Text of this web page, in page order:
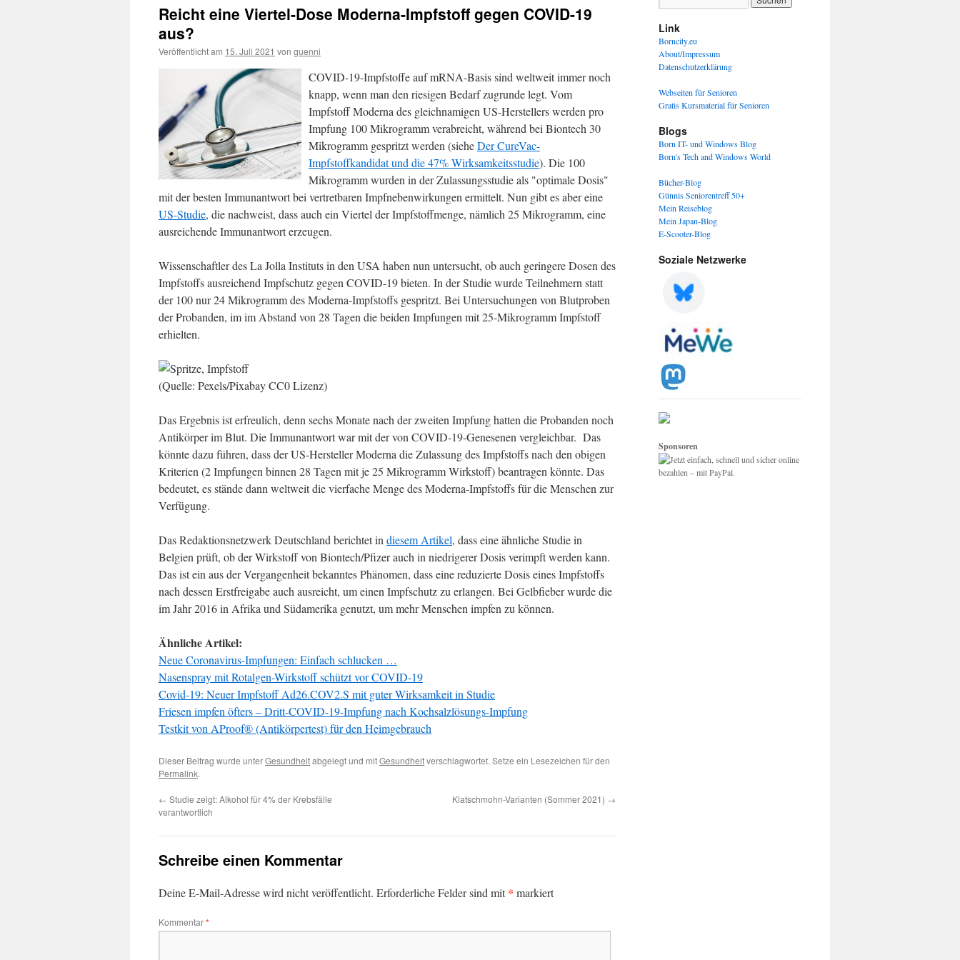
Reicht eine Viertel-Dose Moderna-Impfstoff gegen COVID-19
aus?
Veröffentlicht am 15. Juli 2021 von guenni
COVID-19-Impfstoffe auf mRNA-Basis sind weltweit immer noch
knapp, wenn man den riesigen Bedarf zugrunde legt. Vom
Impfstoff Moderna des gleichnamigen US-Herstellers werden pro
Impfung 100 Mikrogramm verabreicht, während bei Biontech 30
Mikrogramm gespritzt werden (sieheDer CureVac-
Impfstoffkandidat und die 47% Wirksamkeitsstudie). Die 100
Mikrogramm wurden in der Zulassungsstudie als "optimale Dosis"
mit der besten Immunantwort bei vertretbaren Impfnebenwirkungen ermittelt. Nun gibt es aber eine
US-Studie, die nachweist, dass auch ein Viertel der Impfstoffmenge, nämlich 25 Mikrogramm, eine
ausreichende Immunantwort erzeugen.
Wissenschaftler des La Jolla Instituts in den USA haben nun untersucht, ob auch geringere Dosen des
Impfstoffs ausreichend Impfschutz gegen COVID-19 bieten. In der Studie wurde Teilnehmern statt
der 100 nur 24 Mikrogramm des Moderna-Impfstoffs gespritzt. Bei Untersuchungen von Blutproben
der Probanden, im im Abstand von 28 Tagen die beiden Impfungen mit 25-Mikrogramm Impfstoff
erhielten.
(Quelle: Pexels/Pixabay CC0 Lizenz)
Das Ergebnis ist erfreulich, denn sechs Monate nach der zweiten Impfung hatten die Probanden noch
Antikörper im Blut. Die Immunantwort war mit der von COVID-19-Genesenen vergleichbar. Das
könnte dazu führen, dass der US-Hersteller Moderna die Zulassung des Impfstoffs nach den obigen
Kriterien (2 Impfungen binnen 28 Tagen mit je 25 Mikrogramm Wirkstoff) beantragen könnte. Das
bedeutet, es stände dann weltweit die vierfache Menge des Moderna-Impfstoffs für die Menschen zur
Verfügung.
Das Redaktionsnetzwerk Deutschland berichtet in diesem Artikel, dass eine ähnliche Studie in
Belgien prüft, ob der Wirkstoff von Biontech/Pfizer auch in niedrigerer Dosis verimpft werden kann.
Das ist ein aus der Vergangenheit bekanntes Phänomen, dass eine reduzierte Dosis eines Impfstoffs
nach dessen Erstfreigabe auch ausreicht, um einen Impfschutz zu erlangen. Bei Gelbfieber wurde die
im Jahr 2016 in Afrika und Südamerika genutzt, um mehr Menschen impfen zu können.
Ähnliche Artikel:
Neue Coronavirus-Impfungen: Einfach schlucken …
Nasenspray mit Rotalgen-Wirkstoff schützt vor COVID-19
Covid-19: Neuer Impfstoff Ad26.COV2.S mit guter Wirksamkeit in Studie
Friesen impfen öfters – Dritt-COVID-19-Impfung nach Kochsalzlösungs-Impfung
Testkit von AProof® (Antikörpertest) für den Heimgebrauch
Dieser Beitrag wurde unterGesundheitabgelegt und mitGesundheitverschlagwortet. Setze ein Lesezeichen für den
Permalink.
← Studie zeigt: Alkohol für 4% der Krebsfälle
verantwortlich
Klatschmohn-Varianten (Sommer 2021) →
Schreibe einen Kommentar
Deine E-Mail-Adresse wird nicht veröffentlicht. Erforderliche Felder sind mit* markiert
Kommentar*
Link
Borncity.eu
About/Impressum
Datenschutzerklärung
Webseiten für Senioren
Gratis Kursmaterial für Senioren
Blogs
Born IT- und Windows Blog
Born's Tech and Windows World
Bücher-Blog
Günnis Seniorentreff 50+
Mein Reiseblog
Mein Japan-Blog
E-Scooter-Blog
Soziale Netzwerke
Sponsoren